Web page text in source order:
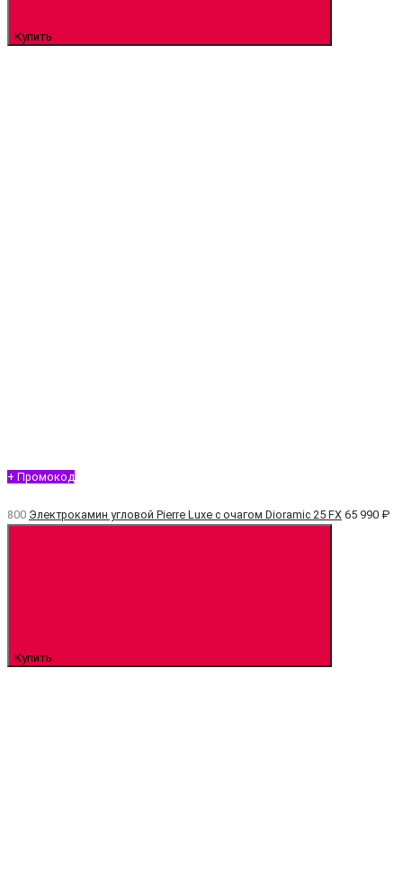
Купить
+ Промокод
800 Электрокамин угловой Pierre Luxe с очагом Dioramic 25 FX 65 990 ₽
Купить